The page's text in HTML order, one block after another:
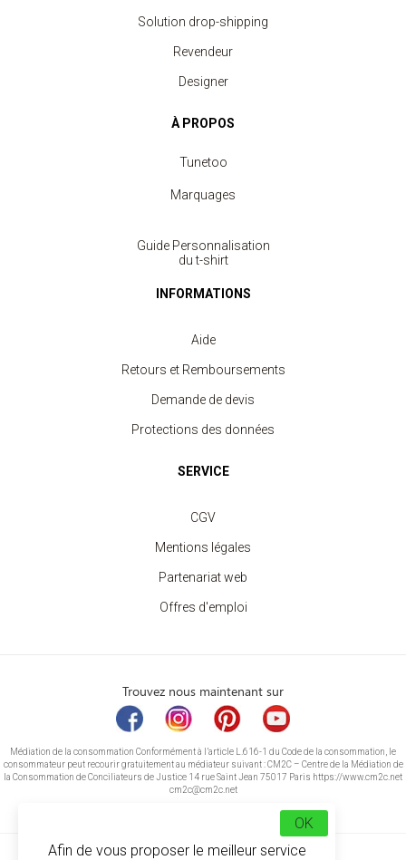
Solution drop-shipping
Revendeur
Designer
À PROPOS
Tunetoo
Marquages
Guide Personnalisation
du t-shirt
INFORMATIONS
Aide
Retours et Remboursements
Demande de devis
Protections des données
SERVICE
CGV
Mentions légales
Partenariat web
Offres d'emploi
Trouvez nous maintenant sur
Médiation de la consommation Conformément à l’article L.616-1 du Code de la consommation, le
consommateur peut recourir gratuitement au médiateur suivant : CM2C – Centre de la Médiation de
la Consommation de Conciliateurs de Justice 14 rue Saint Jean 75017 Paris https://www.cm2c.net
cm2c@cm2c.net
Afin de vous proposer le meilleur service
OK